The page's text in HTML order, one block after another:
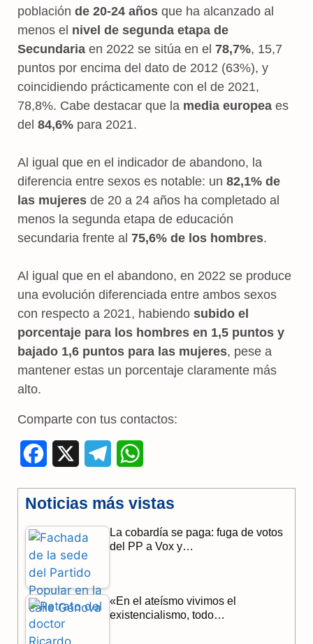
población de 20-24 años que ha alcanzado al
menos el nivel de segunda etapa de
Secundaria en 2022 se sitúa en el 78,7%, 15,7
puntos por encima del dato de 2012 (63%), y
coincidiendo prácticamente con el de 2021,
78,8%. Cabe destacar que la media europea es
del 84,6% para 2021.
Al igual que en el indicador de abandono, la
diferencia entre sexos es notable: un 82,1% de
las mujeres de 20 a 24 años ha completado al
menos la segunda etapa de educación
secundaria frente al 75,6% de los hombres.
Al igual que en el abandono, en 2022 se produce
una evolución diferenciada entre ambos sexos
con respecto a 2021, habiendo subido el
porcentaje para los hombres en 1,5 puntos y
bajado 1,6 puntos para las mujeres, pese a
mantener estas un porcentaje claramente más
alto.
Comparte con tus contactos:
c
e
b
o
o
k
l
e
a
a
t
p
Noticias más vistas
La cobardía se paga: fuga de votos
del PP a Vox y…
«En el ateísmo vivimos el
existencialismo, todo…